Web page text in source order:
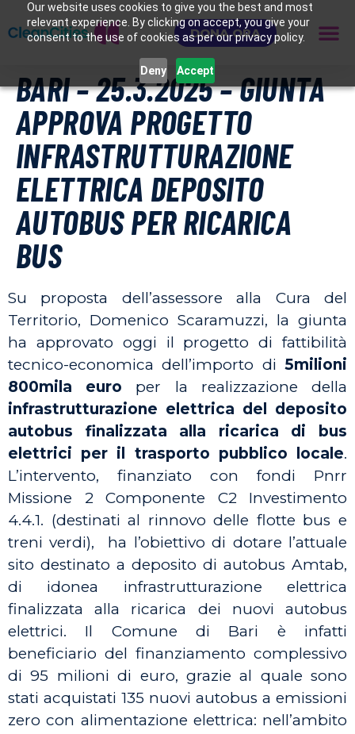
Our website uses cookies to give you the best and most
relevant experience. By clicking on accept, you give your
consent to the use of cookies as per our privacy policy.
Deny Accept
DONA ORA
BARI – 25.3.2025 – GIUNTA
APPROVA PROGETTO
INFRASTRUTTURAZIONE
ELETTRICA DEPOSITO
AUTOBUS PER RICARICA
BUS
Su proposta dell’assessore alla Cura del
Territorio, Domenico Scaramuzzi, la giunta
ha approvato oggi il progetto di fattibilità
tecnico-economica dell’importo di 5milioni
800mila euro per la realizzazione della
infrastrutturazione elettrica del deposito
autobus finalizzata alla ricarica di bus
elettrici per il trasporto pubblico locale.
L’intervento, finanziato con fondi Pnrr
Missione 2 Componente C2 Investimento
4.4.1. (destinati al rinnovo delle flotte bus e
treni verdi),
ha l’obiettivo di dotare l’attuale
sito destinato a deposito di autobus Amtab,
di idonea infrastrutturazione elettrica
finalizzata alla ricarica dei nuovi autobus
elettrici. Il Comune di Bari è infatti
beneficiario del finanziamento complessivo
di 95 milioni di euro, grazie al quale sono
stati acquistati 135 nuovi autobus a emissioni
zero con alimentazione elettrica: nell’ambito